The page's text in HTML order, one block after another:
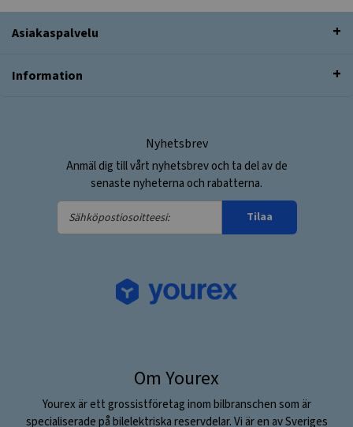
Asiakaspalvelu
Information
Nyhetsbrev
Anmäl dig till vårt nyhetsbrev och ta del av de
senaste nyheterna och rabatterna.
Sähköpostiosoitteesi:
Tilaa
Om Yourex
Yourex är ett grossistföretag inom bilbranschen som är
specialiserade på bilelektriska reservdelar. Vi är en av Sveriges